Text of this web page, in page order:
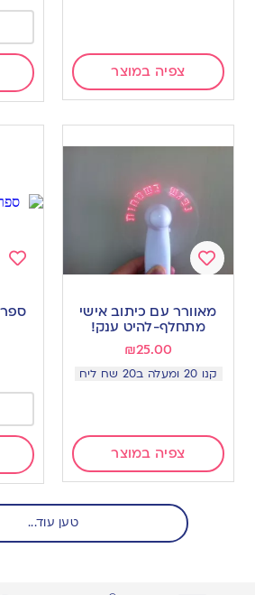
צפיה במוצר
to
wishlist
מאוורר עם כיתוב אישי
מתחלף-להיט ענק!
₪25.00
קנו 20 ומעלה ב20 שח ליח
צפיה במוצר
to
ספר
טען עוד...